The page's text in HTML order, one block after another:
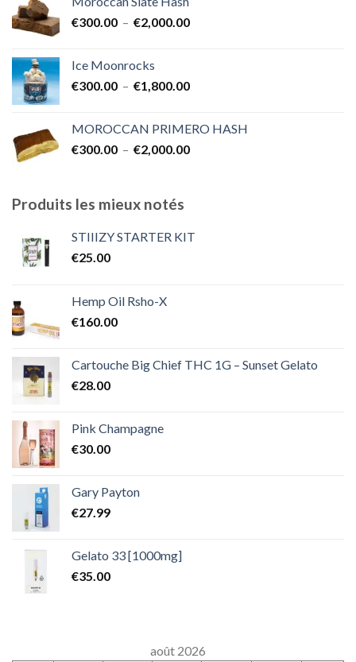
€300.00 – €2,000.00Plage
à
Ice Moonrocks
€300.00 – €1,800.00Plage
€300.00
à
MOROCCAN PRIMERO HASH
€300.00 – €2,000.00Plage
€2,000.00
Produits les mieux notés
STIIIZY STARTER KIT
€25.00
Hemp Oil Rsho-X
€160.00
Cartouche Big Chief THC 1G – Sunset Gelato
€28.00
Pink Champagne
€30.00
Gary Payton
€27.99
Gelato 33 [1000mg]
€35.00
août 2026